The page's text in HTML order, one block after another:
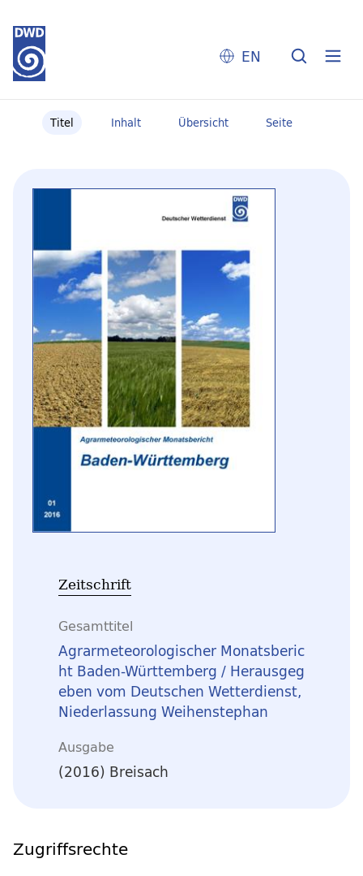
EN
Titel Inhalt Übersicht Seite
Zeitschrift
Gesamttitel
Agrarmeteorologischer Monatsberic
ht Baden-Württemberg / Herausgeg
eben vom Deutschen Wetterdienst,
Niederlassung Weihenstephan
Ausgabe
(2016) Breisach
Zugriffsrechte